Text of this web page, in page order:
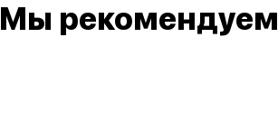
Мы рекомендуем